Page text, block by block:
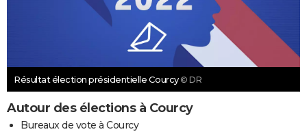
Résultat élection présidentielle Courcy © DR
Autour des élections à Courcy
Bureaux de vote à Courcy